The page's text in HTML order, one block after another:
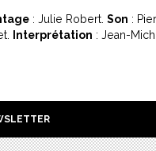
: Julie Robert. Son :
Interprétation : Jean-